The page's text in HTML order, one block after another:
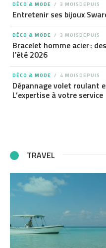
DÉCO & MODE 3 MOISDEPUIS
Entretenir ses bijoux
DÉCO & MODE 3 MOISDEPUIS
Bracelet homme acier :
l’été 2026
DÉCO & MODE 4 MOISDEPUIS
Dépannage volet roulant
L’expertise à votre service
TRAVEL